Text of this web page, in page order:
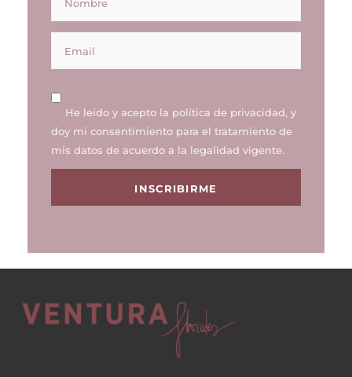
He leido y acepto la política de privacidad, y
doy mi consentimiento para el tratamiento de
mis datos de acuerdo a la legalidad vigente.
INSCRIBIRME